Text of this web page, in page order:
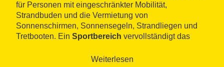
für Personen mit eingeschränkter Mobilität,
Strandbuden und die Vermietung von
Sonnenschirmen, Sonnensegeln, Strandliegen und
Tretbooten. Ein Sportbereich vervollständigt das
ist er über die Strandpromenade, wo es
Weiterlesen